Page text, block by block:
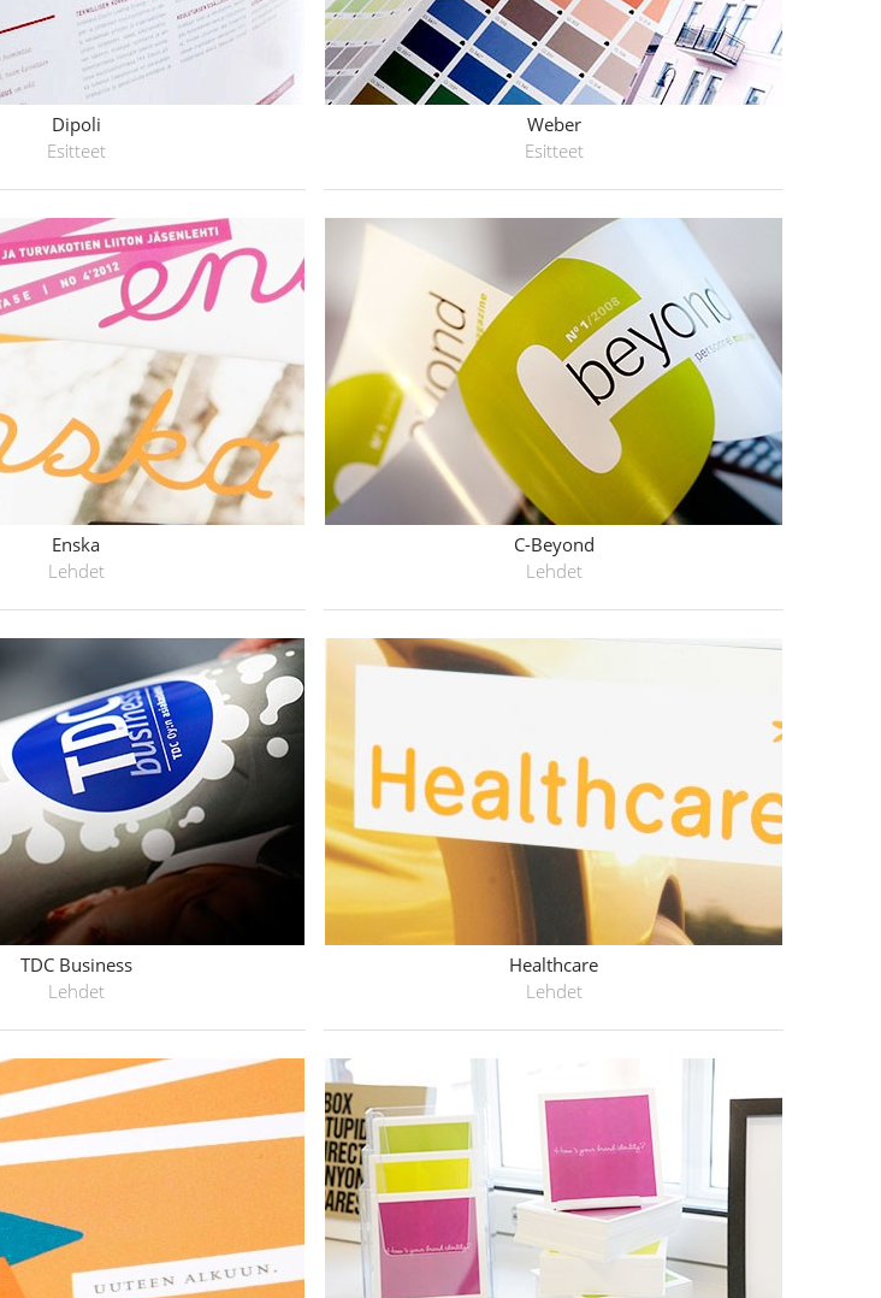
Dipoli
Esitteet
Weber
Esitteet
Enska
Lehdet
C-Beyond
Lehdet
TDC Business
Lehdet
Healthcare
Lehdet